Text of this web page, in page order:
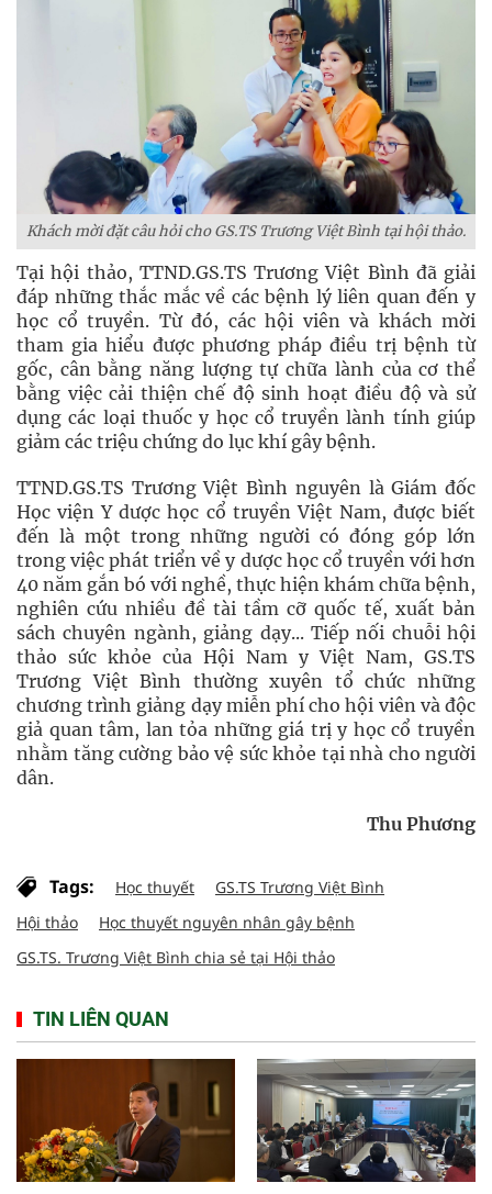
Khách mời đặt câu hỏi cho GS.TS Trương Việt Bình tại hội thảo.
Tại hội thảo, TTND.GS.TS Trương Việt Bình đã giải
đáp những thắc mắc về các bệnh lý liên quan đến y
học cổ truyền. Từ đó, các hội viên và khách mời
tham gia hiểu được phương pháp điều trị bệnh từ
gốc, cân bằng năng lượng tự chữa lành của cơ thể
bằng việc cải thiện chế độ sinh hoạt điều độ và sử
dụng các loại thuốc y học cổ truyền lành tính giúp
giảm các triệu chứng do lục khí gây bệnh.
TTND.GS.TS Trương Việt Bình nguyên là Giám đốc
Học viện Y dược học cổ truyền Việt Nam, được biết
đến là một trong những người có đóng góp lớn
trong việc phát triển về y dược học cổ truyền với hơn
40 năm gắn bó với nghề, thực hiện khám chữa bệnh,
nghiên cứu nhiều đề tài tầm cỡ quốc tế, xuất bản
sách chuyên ngành, giảng dạy... Tiếp nối chuỗi hội
thảo sức khỏe của Hội Nam y Việt Nam, GS.TS
Trương Việt Bình thường xuyên tổ chức những
chương trình giảng dạy miễn phí cho hội viên và độc
giả quan tâm, lan tỏa những giá trị y học cổ truyền
nhằm tăng cường bảo vệ sức khỏe tại nhà cho người
dân.
Thu Phương
Tags: Học thuyết
GS.TS Trương Việt Bình
Hội thảo
Học thuyết nguyên nhân gây bệnh
GS.TS. Trương Việt Bình chia sẻ tại Hội thảo
TIN LIÊN QUAN